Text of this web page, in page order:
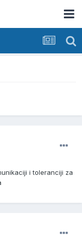
i toleranciji za